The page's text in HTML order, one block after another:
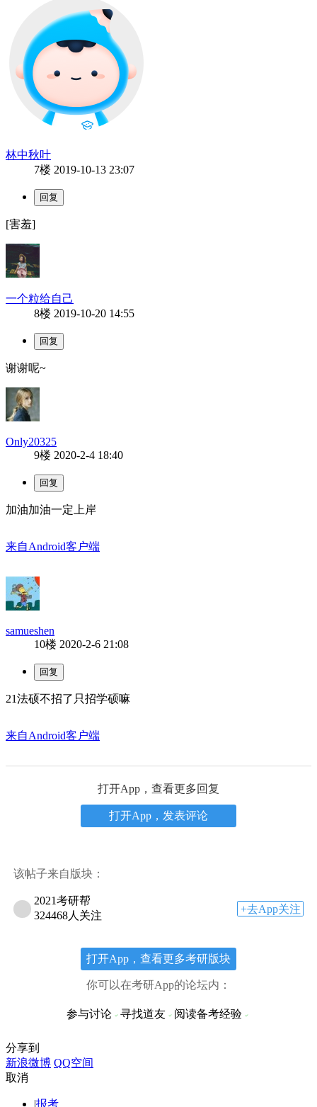
林中秋叶
7楼 2019-10-13 23:07
[害羞]
一个粒给自己
8楼 2019-10-20 14:55
谢谢呢~
Only20325
9楼 2020-2-4 18:40
加油加油一定上岸
来自Android客户端
samueshen
10楼 2020-2-6 21:08
21法硕不招了只招学硕嘛
来自Android客户端
打开App，查看更多回复
打开App，发表评论
该帖子来自版块：
2021考研帮
324468人关注
+去App关注
打开App，查看更多考研版块
你可以在考研App的论坛内：
参与讨论 寻找道友 阅读备考经验
分享到
新浪微博 QQ空间
取消
|报考